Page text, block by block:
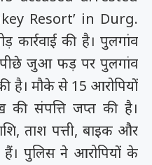
Resort’ in Durg.
कार्रवाई की है। पुलगांव
के पीछे जुआ फड़ पर पुलगांव
है। मौके से 15 आरोपियों
की संपत्ति जप्त की है।
ताश पत्ती, बाइक और
पुलिस ने आरोपियों के